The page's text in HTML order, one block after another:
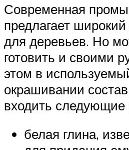
Современная
предлагает
для деревьев. Но
готовить и своими
этом в
окрашивании
входить следующие
белая глина,